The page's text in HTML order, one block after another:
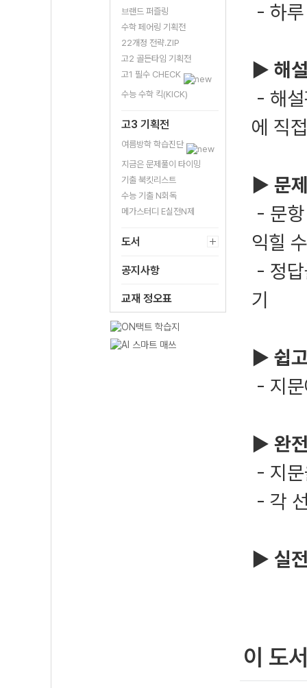
브랜드 퍼즐링
수학 페어링 기획전
22개정 전략.ZIP
고2 골든타임 기획전
고1 필수 CHECK
수능 수학 킥(KICK)
고3 기획전
여름방학 학습진단
지금은 문제풀이 타이밍
기출 북킷리스트
수능 기출 N회독
메가스터디 E실전N제
도서
공지사항
교재 정오표
- 하
▶ 해
- 해
에 직
▶ 문
- 문
익힐
- 정
기
▶ 쉽
- 지
▶ 완
- 지
- 각
▶ 실
이 도